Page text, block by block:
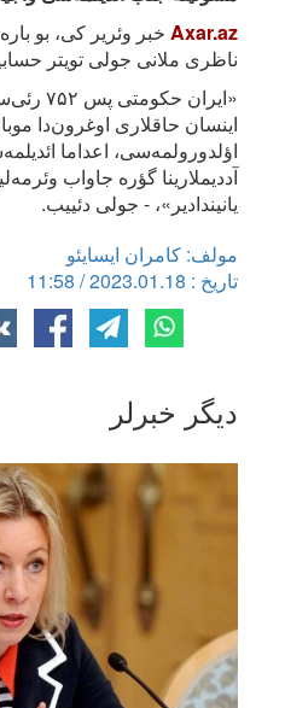
Axar.az خبر وئریر کی، بو
ناظری ملانی جولی تویتر
«ایران
اینسان حاقلاری اوغرون‌دا
اؤلدورولمه‌سی، اعداما
آددیملارینا گؤره جاواب
یانیندادیر»، - جولی دئییب.
مولف: کامران ایسایئو
تاریخ : 2023.01.18 / 11:58
دیگر خبرلر